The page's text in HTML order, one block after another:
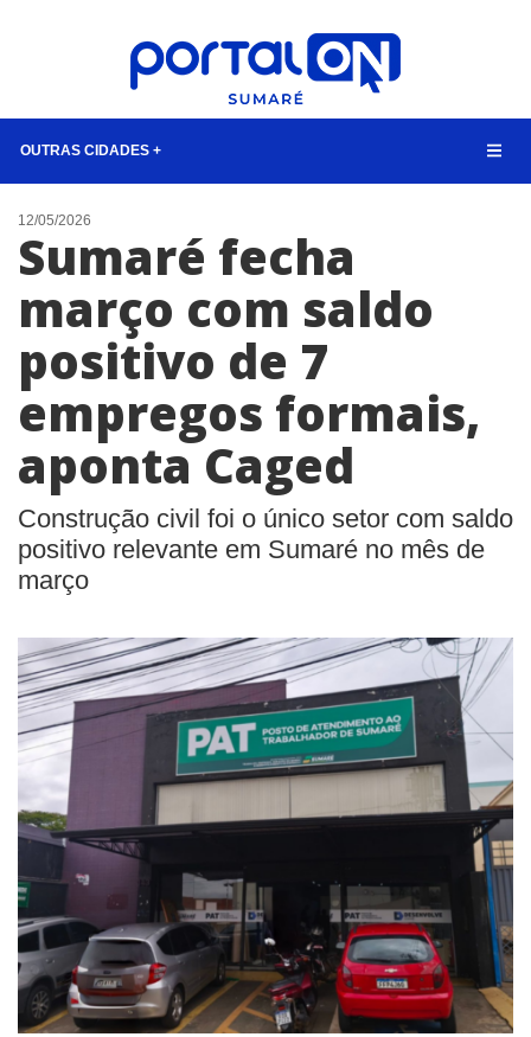
OUTRAS CIDADES +
NOTÍCIAS
LISTA DIGITAL
CONTATO
BUSCAR
12/05/2026
Sumaré fecha
março com saldo
positivo de 7
empregos formais,
aponta Caged
Construção civil foi o único setor com saldo
positivo relevante em Sumaré no mês de
março